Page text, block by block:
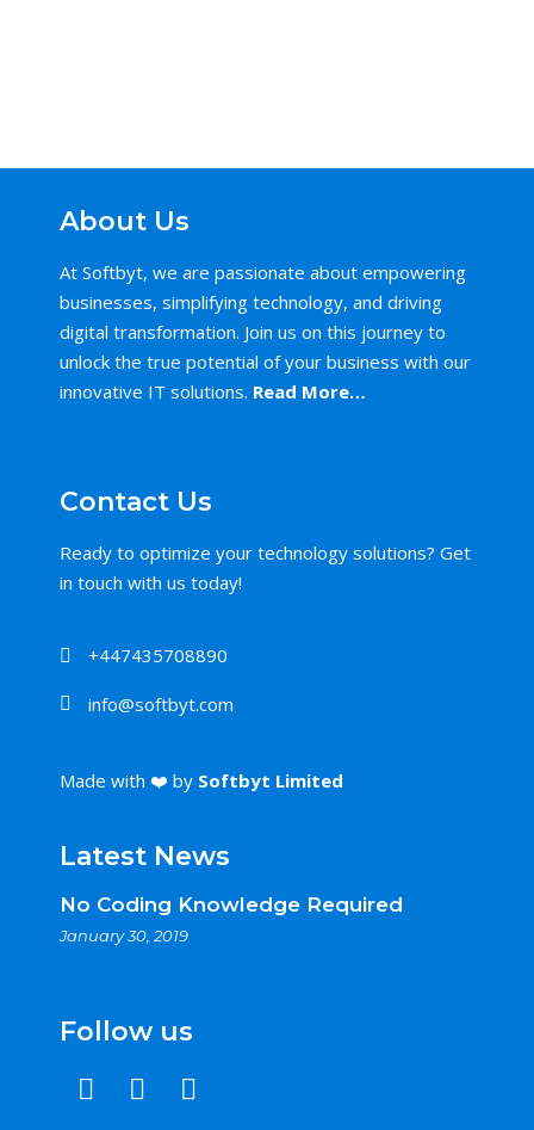
About Us
At Softbyt, we are passionate about empowering
businesses, simplifying technology, and driving
digital transformation. Join us on this journey to
unlock the true potential of your business with our
innovative IT solutions. Read More…
Contact Us
Ready to optimize your technology solutions? Get
in touch with us today!
+447435708890
info@softbyt.com
Made with ❤️ by Softbyt Limited
Latest News
No Coding Knowledge Required
January 30, 2019
Follow us